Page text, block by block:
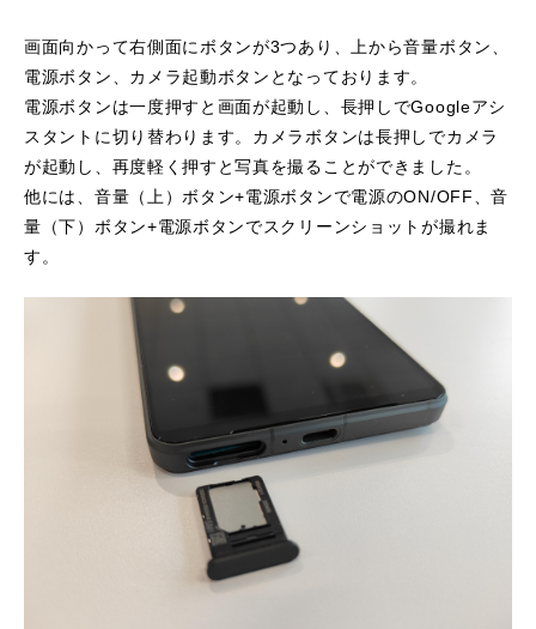
画面向かって右側面にボタンが3つあり、上から音量ボタン、
電源ボタン、カメラ起動ボタンとなっております。
電源ボタンは一度押すと画面が起動し、長押しでGoogleアシ
スタントに切り替わります。カメラボタンは長押しでカメラ
が起動し、再度軽く押すと写真を撮ることができました。
他には、音量（上）ボタン+電源ボタンで電源のON/OFF、音
量（下）ボタン+電源ボタンでスクリーンショットが撮れま
す。